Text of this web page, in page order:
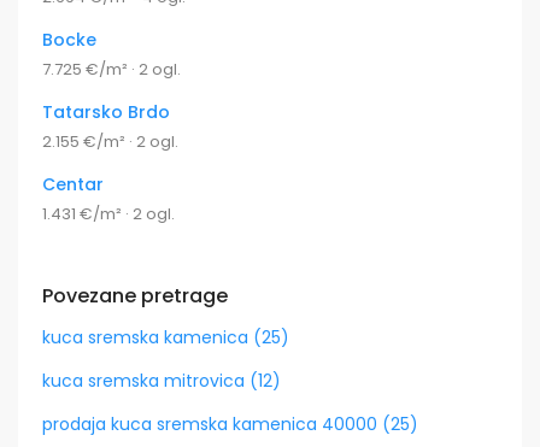
Bocke
7.725 €/m² · 2 ogl.
Tatarsko Brdo
2.155 €/m² · 2 ogl.
Centar
1.431 €/m² · 2 ogl.
Povezane pretrage
kuca sremska kamenica (25)
kuca sremska mitrovica (12)
prodaja kuca sremska kamenica 40000 (25)